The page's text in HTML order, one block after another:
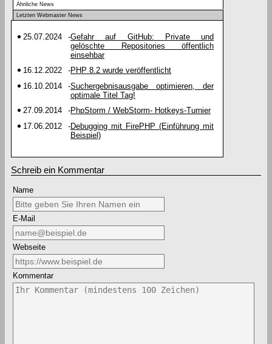
Ähnliche News
Letzten Webmaster News
25.07.2024 -Gefahr auf GitHub: Private und
gelöschte Repositories öffentlich
einsehbar
16.12.2022
-PHP 8.2 wurde veröffentlicht
16.10.2014
-Suchergebnisausgabe optimieren, der
optimale Titel Tag!
27.09.2014
-PhpStorm / WebStorm- Hotkeys-Turnier
17.06.2012
-Debugging mit FirePHP (Einführung mit
Beispiel)
Schreib ein Kommentar
Name
E-Mail
Webseite
Kommentar